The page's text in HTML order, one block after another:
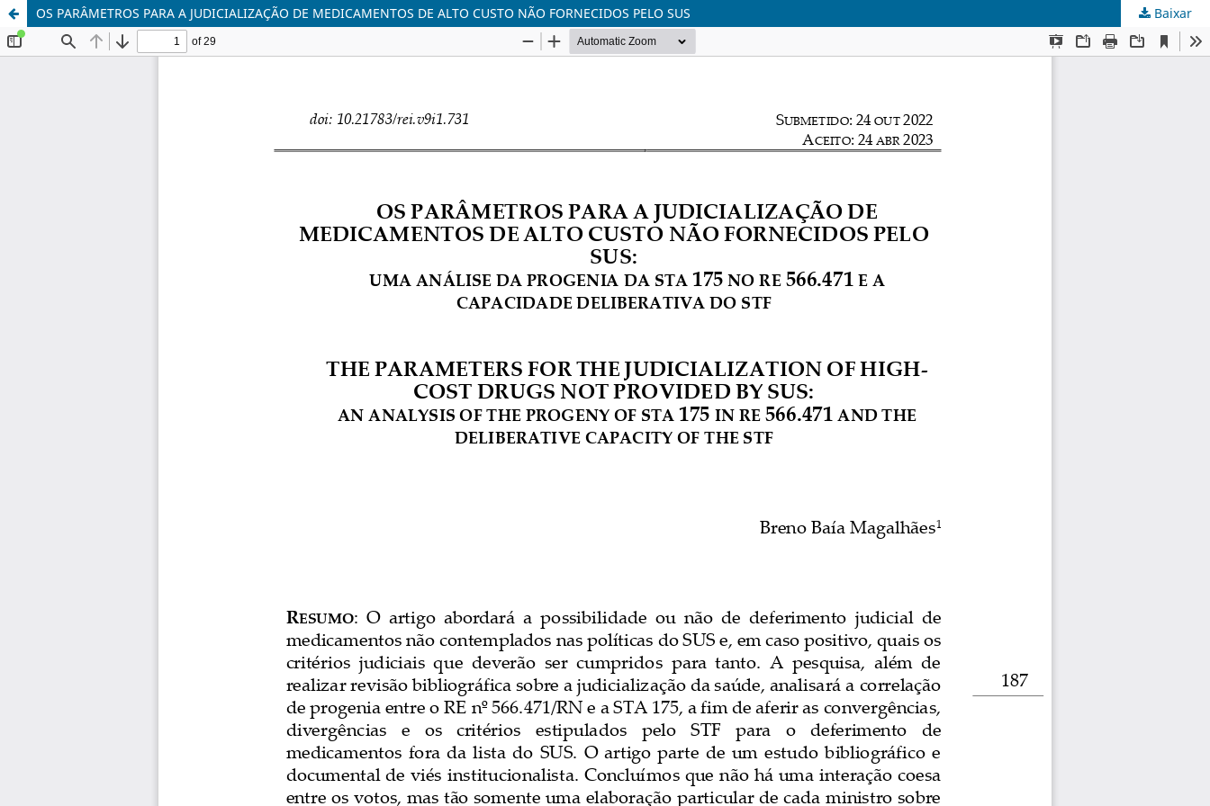
OS PARÂMETROS PARA A JUDICIALIZAÇÃO DE MEDICAMENTOS DE ALTO CUSTO NÃO FORNECIDOS PELO SUS Baixar